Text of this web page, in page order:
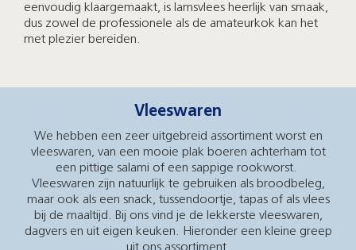
eenvoudig klaargemaakt, is lamsvlees heerlijk van smaak,
dus zowel de professionele als de amateurkok kan het
met plezier bereiden.
Vleeswaren
We hebben een zeer uitgebreid assortiment worst en
vleeswaren, van een mooie plak boeren achterham tot
een pittige salami of een sappige rookworst.
Vleeswaren zijn natuurlijk te gebruiken als broodbeleg,
maar ook als een snack, tussendoortje, tapas of als vlees
bij de maaltijd. Bij ons vind je de lekkerste vleeswaren,
dagvers en uit eigen keuken. Hieronder een kleine greep